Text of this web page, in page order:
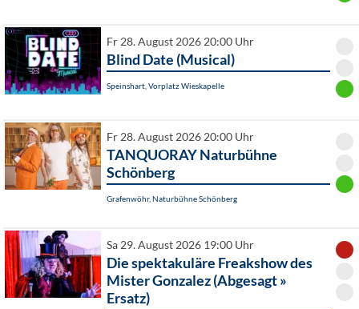
Fr 28. August 2026 20:00 Uhr
Blind Date (Musical)
Speinshart, Vorplatz Wieskapelle
Fr 28. August 2026 20:00 Uhr
TANQUORAY Naturbühne
Schönberg
Grafenwöhr, Naturbühne Schönberg
Sa 29. August 2026 19:00 Uhr
Die spektakuläre Freakshow des
Mister Gonzalez (Abgesagt »
Ersatz)